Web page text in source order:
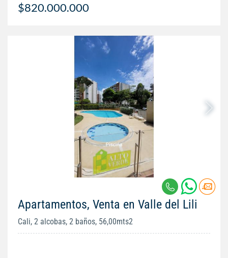
$820.000.000
Apartamentos, Venta en Valle del Lili
Cali, 2 alcobas, 2 baños, 56,00mts2